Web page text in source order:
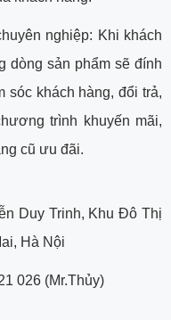
nghiệp: Khi khách
dòng sản phẩm sẽ đính
sóc khách hàng, đổi trả,
trình khuyến mãi,
cũ ưu đãi.
Duy Trinh, Khu Đô Thị
Hà Nội
026 (Mr.Thủy)